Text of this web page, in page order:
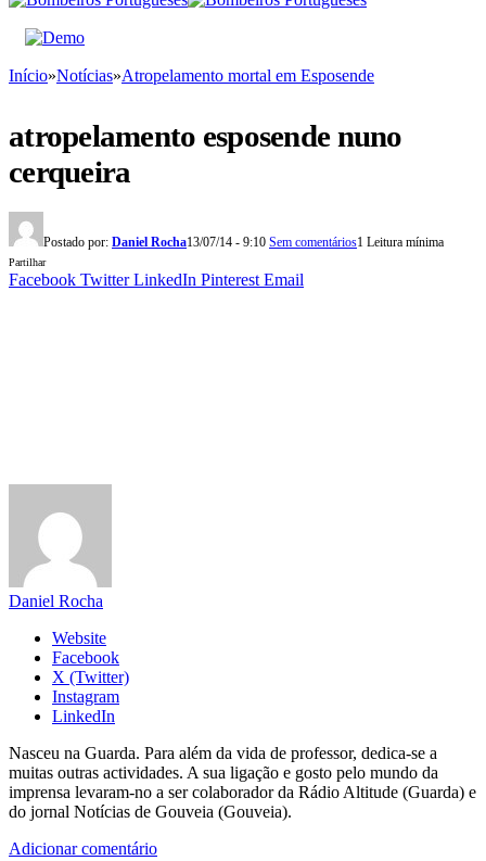
Início»Notícias»Atropelamento mortal em Esposende
atropelamento esposende nuno
cerqueira
Postado por: Daniel Rocha13/07/14 - 9:10 Sem comentários1 Leitura mínima
Partilhar
Facebook Twitter LinkedIn Pinterest Email
Daniel Rocha
Website
Facebook
X (Twitter)
Instagram
LinkedIn
Nasceu na Guarda. Para além da vida de professor, dedica-se a
muitas outras actividades. A sua ligação e gosto pelo mundo da
imprensa levaram-no a ser colaborador da Rádio Altitude (Guarda) e
do jornal Notícias de Gouveia (Gouveia).
Adicionar comentário